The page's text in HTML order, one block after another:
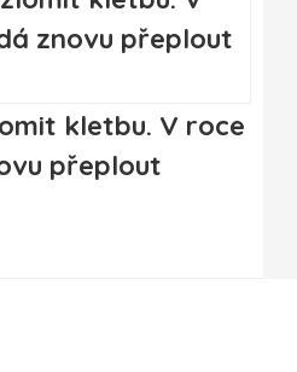
kletbu. V roce
přeplout